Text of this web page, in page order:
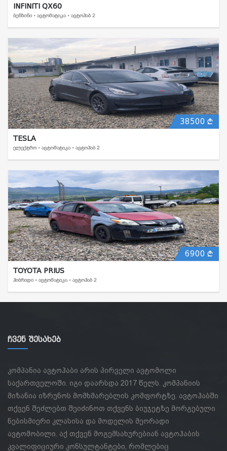
INFINITI QX60
ᲑᲔᲜᲖᲘᲜᲘ • ᲐᲕᲢᲝᲛᲐᲢᲘᲙᲐ • ᲐᲕᲢᲝᲰᲐᲑ 2
38500
TESLA
ᲔᲚᲔᲥᲢᲠᲝ • ᲐᲕᲢᲝᲛᲐᲢᲘᲙᲐ • ᲐᲕᲢᲝᲰᲐᲑ 2
6900
TOYOTA PRIUS
ᲰᲘᲑᲠᲘᲓᲘ • ᲐᲕᲢᲝᲛᲐᲢᲘᲙᲐ • ᲐᲕᲢᲝᲰᲐᲑ 2
Ჩვენ Შესახებ
კომპანია ავტოჰაბი არის პირველი ავტომოლი
საქართველოში. იგი დაარსდა 2017 წელს. კომპანიის
მიზანია იზრუნოს მომხმარებლის კომფორტზე. ავტოჰაბში
თქვენ შეძლებთ შეიძინოთ თქვენს ბიუჯეტზე მორგებული
ნებისმიერი კლასისა და მოდელის მეორადი
ავტომობილი. აქ თქვენ მოგემსახურებიან ავტოჰაბის
კვალიფიციური კონსულტანტები, რომლებიც